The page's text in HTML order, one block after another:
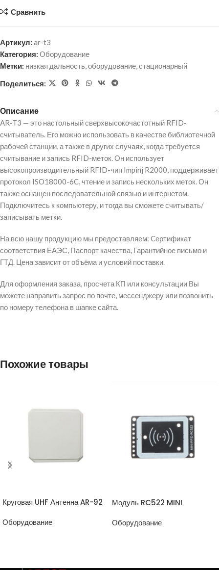
Сравнить
Артикул: ar-t3
Категория: Оборудование
Метки: низкая дальность,оборудование,стационарный
Поделиться:
Описание
AR-T3 — это настольный сверхвысокочастотный RFID-
считыватель. Его можно использовать в качестве библиотечной
рабочей станции, а также в других случаях, когда требуется
считывание и запись RFID-меток. Он использует
высокопроизводительный RFID-чип Impinj R2000, поддерживает
протокол ISO18000-6C, чтение и запись нескольких меток. Он
также оснащен последовательной связью и интернетом.
Подключитесь к компьютеру, и тогда вы сможете считывать/
записывать метки.
На всю нашу продукцию мы предоставляем: Cертификат
соответствия ЕАЭС, Паспорт качества, Гарантийное письмо и
ГТД. Цена зависит от объёма и условий поставки.
Для оформления заказа, просчета КП или консультации Вы
можете направить запрос по почте, мессенджеру или позвонить
по номеру телефона в шапке сайта.
Похожие товары
Круговая UHF Антенна AR-92
Оборудование
Модуль RC522 MINI
Оборудование